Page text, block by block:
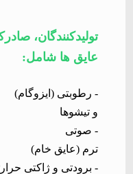
تولیدکنندگان،
عایق ها شامل:
- رطوبتی (ایزوگام)
و تیشوها
- صوتی
ترم (عایق خام)
- برودتی و ژاکتی